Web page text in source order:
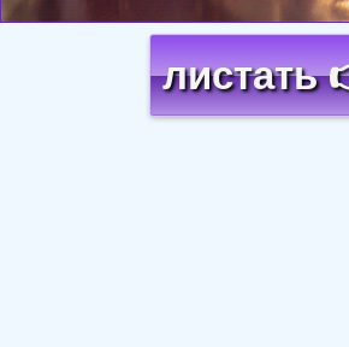
листать